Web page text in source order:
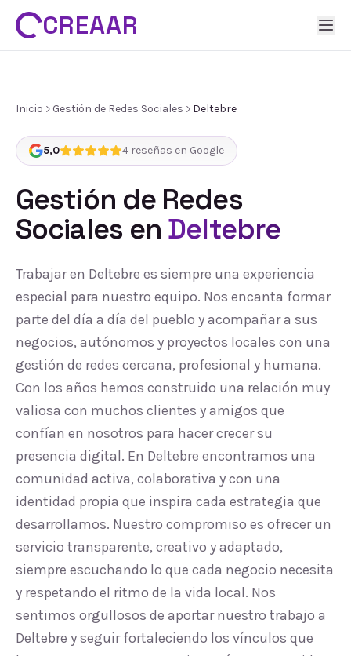
CREAAR
Inicio Gestión de Redes Sociales Deltebre
5,0 4 reseñas en Google
Gestión de Redes
Sociales en Deltebre
Trabajar en Deltebre es siempre una experiencia
especial para nuestro equipo. Nos encanta formar
parte del día a día del pueblo y acompañar a sus
negocios, autónomos y proyectos locales con una
gestión de redes cercana, profesional y humana.
Con los años hemos construido una relación muy
valiosa con muchos clientes y amigos que
confían en nosotros para hacer crecer su
presencia digital. En Deltebre encontramos una
comunidad activa, colaborativa y con una
identidad propia que inspira cada estrategia que
desarrollamos. Nuestro compromiso es ofrecer un
servicio transparente, creativo y adaptado,
siempre escuchando lo que cada negocio necesita
y respetando el ritmo de la vida local. Nos
sentimos orgullosos de aportar nuestro trabajo a
Deltebre y seguir fortaleciendo los vínculos que